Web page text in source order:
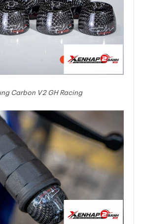
Carbon V2 GH Racing